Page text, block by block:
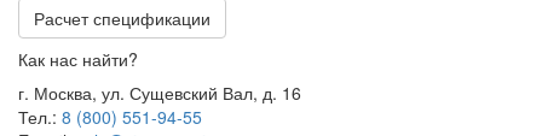
Расчет спецификации
Как нас найти?
г. Москва, ул. Сущевский Вал, д. 16
Тел.: 8 (800) 551-94-55